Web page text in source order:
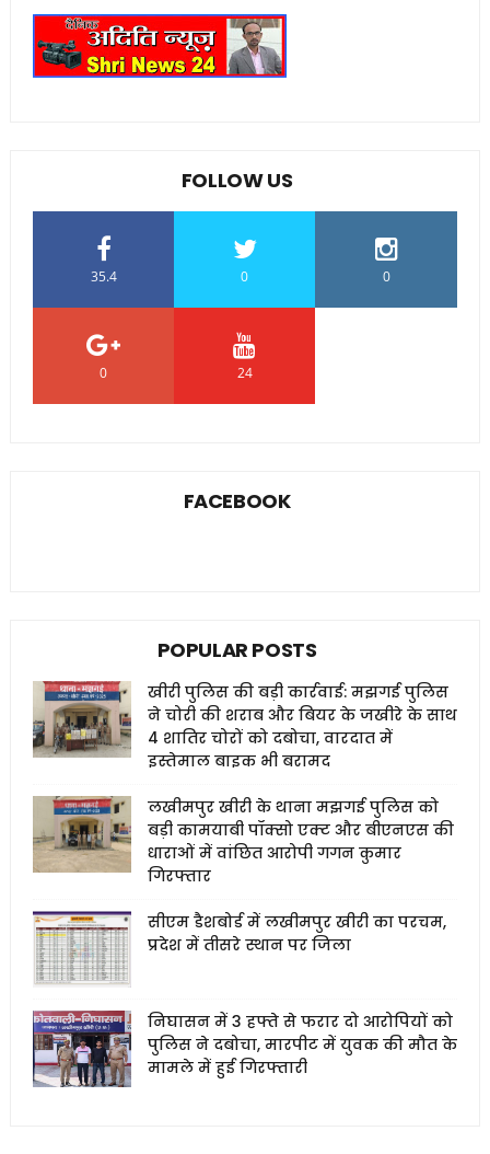
FOLLOW US
35.4 0 0
0 24
FACEBOOK
POPULAR POSTS
खीरी पुलिस की बड़ी कार्रवाई: मझगई पुलिस
ने चोरी की शराब और बियर के जखीरे के साथ
4 शातिर चोरों को दबोचा, वारदात में
इस्तेमाल बाइक भी बरामद
लखीमपुर खीरी के थाना मझगई पुलिस को
बड़ी कामयाबी पॉक्सो एक्ट और बीएनएस की
धाराओं में वांछित आरोपी गगन कुमार
गिरफ्तार
सीएम डैशबोर्ड में लखीमपुर खीरी का परचम,
प्रदेश में तीसरे स्थान पर जिला
निघासन में 3 हफ्ते से फरार दो आरोपियों को
पुलिस ने दबोचा, मारपीट में युवक की मौत के
मामले में हुई गिरफ्तारी